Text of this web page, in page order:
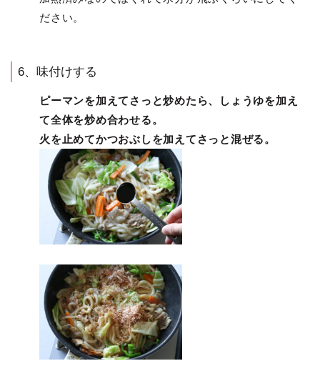
ださい。
6、味付けする
ピーマンを加えてさっと炒めたら、しょうゆを加え
て全体を炒め合わせる。
火を止めてかつおぶしを加えてさっと混ぜる。